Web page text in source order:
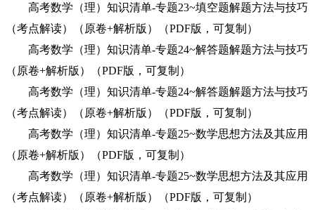
高考数学（理）知识清单-专题23~填空题解题方法与技巧
（考点解读）（原卷+解析版）（PDF版，可复制）
高考数学（理）知识清单-专题24~解答题解题方法与技巧
（原卷+解析版）（PDF版，可复制）
高考数学（理）知识清单-专题24~解答题解题方法与技巧
（考点解读）（原卷+解析版）（PDF版，可复制）
高考数学（理）知识清单-专题25~数学思想方法及其应用
（原卷+解析版）（PDF版，可复制）
高考数学（理）知识清单-专题25~数学思想方法及其应用
（考点解读）（原卷+解析版）（PDF版，可复制）